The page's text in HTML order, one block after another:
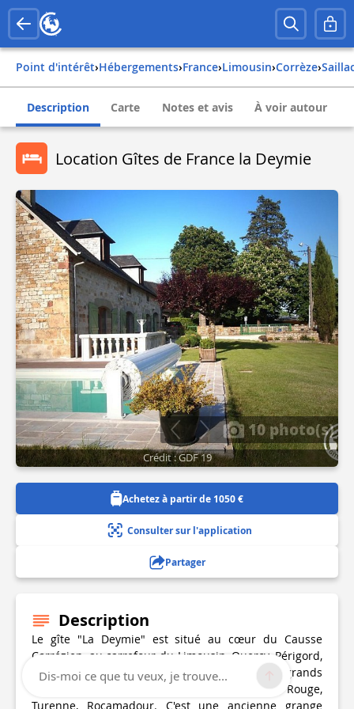
Point d'intérêt› Hébergements› france› limousin› corrèze›
Description Carte Notes et avis À voir autour
Location Gîtes de France la Deymie
10 photo(s)
Crédit : GDF 19
Achetez à partir de 1050 €
Consulter sur l'application
Partager
Description
Le gîte "La Deymie" est situé au cœur du Causse
Corrézien, au carrefour du Limousin, Quercy, Périgord,
de la Vallée de la Dordogne et à proximité de grands
sites touristiques tels que Collonges la Rouge,
Turenne, Rocamadour. C'est une ancienne grange
Dis-moi ce que tu veux, je trouve...